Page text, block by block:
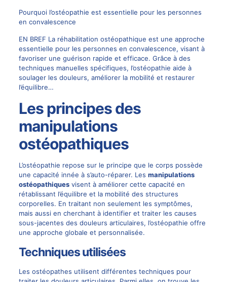
Pourquoi l’ostéopathie est essentielle pour les personnes
en convalescence
EN BREF La réhabilitation ostéopathique est une approche
essentielle pour les personnes en convalescence, visant à
favoriser une guérison rapide et efficace. Grâce à des
techniques manuelles spécifiques, l’ostéopathie aide à
soulager les douleurs, améliorer la mobilité et restaurer
l’équilibre…
Les principes des
manipulations
ostéopathiques
L’ostéopathie repose sur le principe que le corps possède
une capacité innée à s’auto-réparer. Les manipulations
ostéopathiquesvisent à améliorer cette capacité en
rétablissant l’équilibre et la mobilité des structures
corporelles. En traitant non seulement les symptômes,
mais aussi en cherchant à identifier et traiter les causes
sous-jacentes des douleurs articulaires, l’ostéopathie offre
une approche globale et personnalisée.
Techniques utilisées
Les ostéopathes utilisent différentes techniques pour